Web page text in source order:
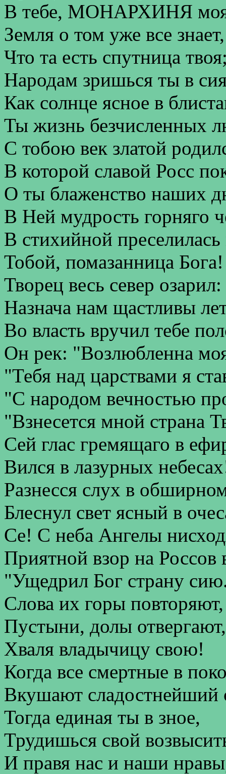
В тебе, МОНАРХИНЯ
Земля о том уже все знает,
Что та есть спутница
Народам зришься ты в
Как солнце ясное в
Ты жизнь безчисленных
С тобою век златой
В которой славой Росс
О ты блаженство наших
В Ней мудрость горняго
В стихийной
Тобой, помазанница Бога!
Творец весь север озарил:
Назнача нам щастливы
Во власть вручил тебе
Он рек: "Возлюбленна
"Тебя над царствами я
"С народом вечностью
"Взнесется мной страна
Сей глас гремящаго в
Вился в лазурных
Разнесся слух в
Блеснул свет ясный в
Се! С неба Ангелы
Приятной взор на Россов
"Ущедрил Бог страну
Слова их горы повторяют,
Пустыни, долы отвергают,
Хваля владычицу свою!
Когда все смертные в
Вкушают сладостнейший
Тогда единая ты в зное,
Трудишься свой
И правя нас и наши